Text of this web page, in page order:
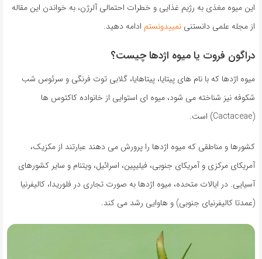
این میوه مغذی به رژیم غذایی و خطرات احتمالی آلرژن، به خواندن این مقاله
از مجله علمی دانستنی نمییدونستم ادامه دهید.
دراگون فروت یا میوه اژدها چیست؟
میوه اژدها که با نام های پیتایا، پیتاهایا، گلابی توت فرنگی و سرئوس شب
شکوفه نیز شناخته می شود، میوه ای استوایی از خانواده کاکتوس ها
(Cactaceae) است.
کشورها و مناطقی که میوه اژدها را پرورش می دهند عبارتند از مکزیک،
آمریکای مرکزی و آمریکای جنوبی، فیلیپین، اسرائیل، ویتنام و سایر کشورهای
آسیایی. در ایالات متحده، میوه اژدها به صورت تجاری در فلوریدا، کالیفرنیا
(عمدتا کالیفرنیای جنوبی) و هاوایی رشد می کند.